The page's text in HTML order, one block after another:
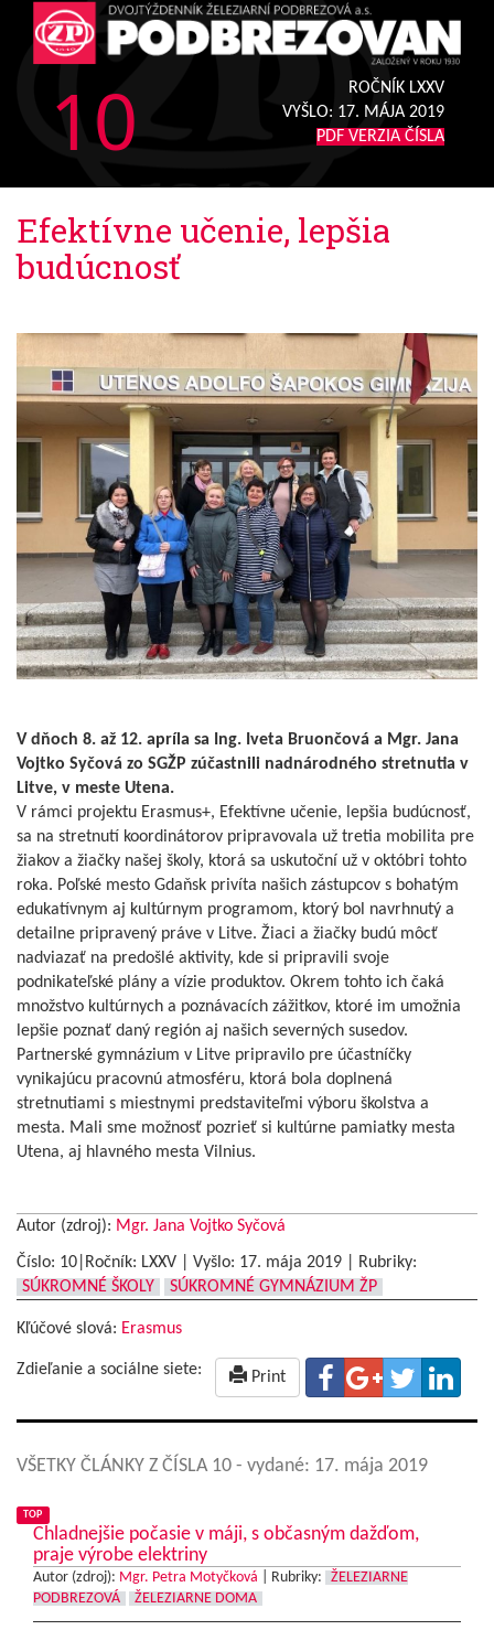
10
ROČNÍK LXXV
VYŠLO: 17. MÁJA 2019
PDF VERZIA ČÍSLA
Efektívne učenie, lepšia
budúcnosť
V dňoch 8. až 12. apríla sa Ing. Iveta Bruončová a Mgr. Jana
Vojtko Syčová zo SGŽP zúčastnili nadnárodného stretnutia v
Litve, v meste Utena.
V rámci projektu Erasmus+, Efektívne učenie, lepšia budúcnosť,
sa na stretnutí koordinátorov pripravovala už tretia mobilita pre
žiakov a žiačky našej školy, ktorá sa uskutoční už v októbri tohto
roka. Poľské mesto Gdaňsk privíta našich zástupcov s bohatým
edukatívnym aj kultúrnym programom, ktorý bol navrhnutý a
detailne pripravený práve v Litve. Žiaci a žiačky budú môcť
nadviazať na predošlé aktivity, kde si pripravili svoje
podnikateľské plány a vízie produktov. Okrem tohto ich čaká
množstvo kultúrnych a poznávacích zážitkov, ktoré im umožnia
lepšie poznať daný región aj našich severných susedov.
Partnerské gymnázium v Litve pripravilo pre účastníčky
vynikajúcu pracovnú atmosféru, ktorá bola doplnená
stretnutiami s miestnymi predstaviteľmi výboru školstva a
mesta. Mali sme možnosť pozrieť si kultúrne pamiatky mesta
Utena, aj hlavného mesta Vilnius.
Autor (zdroj): Mgr. Jana Vojtko Syčová
Číslo: 10|Ročník: LXXV | Vyšlo: 17. mája 2019
Rubriky:
SÚKROMNÉ ŠKOLY
SÚKROMNÉ GYMNÁZIUM ŽP
Kľúčové slová: Erasmus
Zdieľanie a sociálne siete: Print
VŠETKY ČLÁNKY Z ČÍSLA 10 - vydané: 17. mája 2019
TOP
Chladnejšie počasie v máji, s občasným dažďom,
praje výrobe elektriny
Autor (zdroj): Mgr. Petra Motyčková Rubriky:
ŽELEZIARNE
PODBREZOVÁ
ŽELEZIARNE DOMA